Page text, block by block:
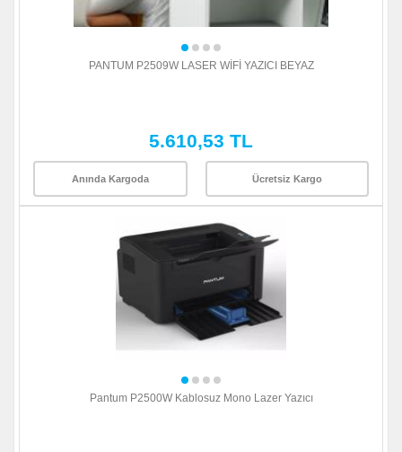
PANTUM P2509W LASER WİFİ YAZICI BEYAZ
5.610,53 TL
Anında Kargoda Ücretsiz Kargo
Pantum P2500W Kablosuz Mono Lazer Yazıcı